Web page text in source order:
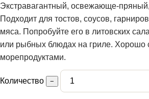
Экстравагантный, освежающе-пряный,
Подходит для тостов, соусов,
мяса. Попробуйте его в литовских
или рыбных блюдах на гриле. Хорошо
морепродуктами.
Количество −